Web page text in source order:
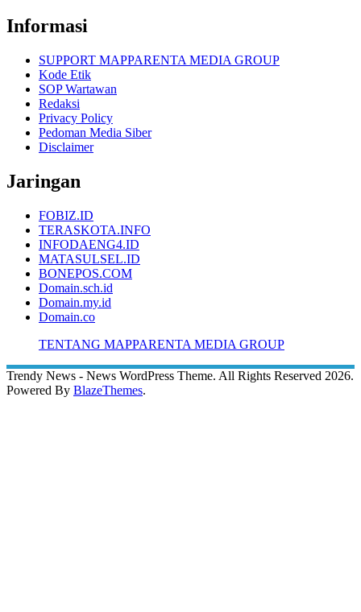
Informasi
SUPPORT MAPPARENTA MEDIA GROUP
Kode Etik
SOP Wartawan
Redaksi
Privacy Policy
Pedoman Media Siber
Disclaimer
Jaringan
FOBIZ.ID
TERASKOTA.INFO
INFODAENG4.ID
MATASULSEL.ID
BONEPOS.COM
Domain.sch.id
Domain.my.id
Domain.co
TENTANG MAPPARENTA MEDIA GROUP
Trendy News - News WordPress Theme. All Rights Reserved 2026.
Powered By BlazeThemes.